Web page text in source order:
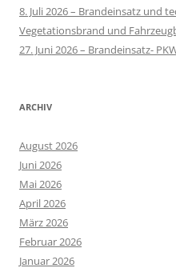
8. Juli 2026 – Brandeinsatz und
Vegetationsbrand und
27. Juni 2026 – Brandeinsatz-
ARCHIV
August 2026
Juni 2026
Mai 2026
April 2026
März 2026
Februar 2026
Januar 2026